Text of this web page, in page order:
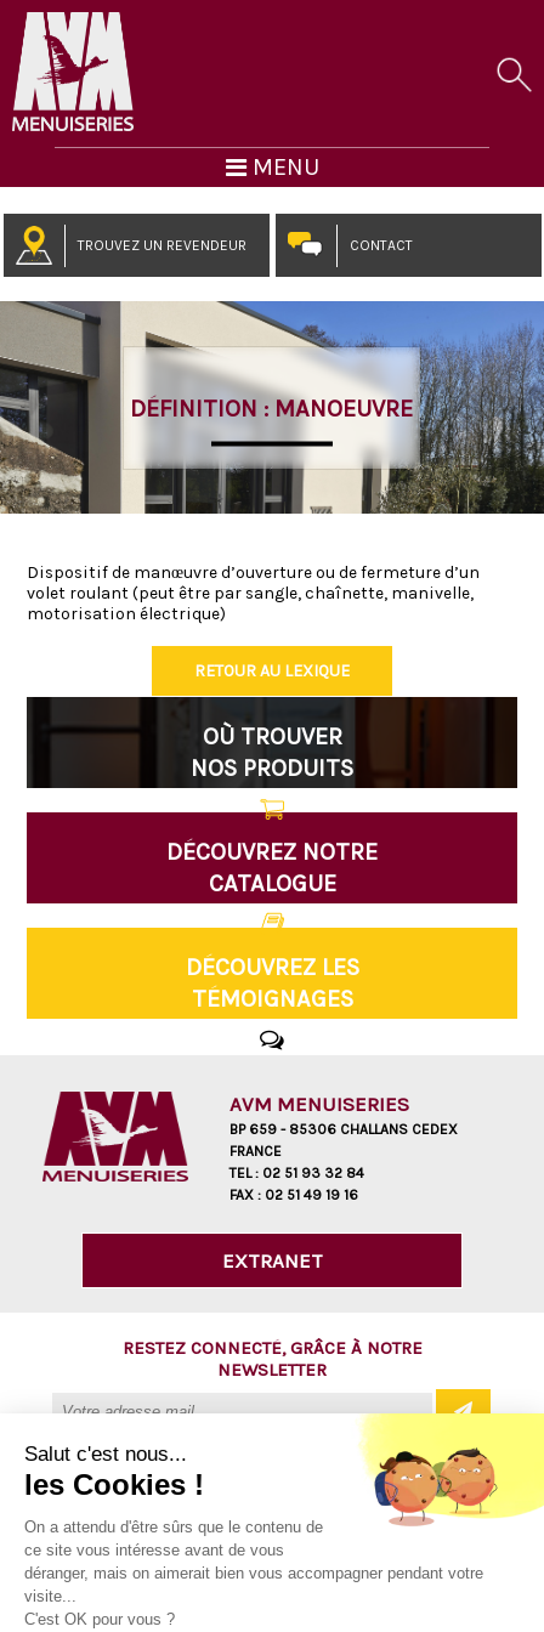
MENU
TROUVEZ UN REVENDEUR CONTACT
DÉFINITION : MANOEUVRE
Dispositif de manœuvre d’ouverture ou de fermeture d’un
volet roulant (peut être par sangle, chaînette, manivelle,
motorisation électrique)
RETOUR AU LEXIQUE
OÙ TROUVER
NOS PRODUITS
DÉCOUVREZ NOTRE
CATALOGUE
DÉCOUVREZ LES
TÉMOIGNAGES
AVM MENUISERIES
BP 659 - 85306 CHALLANS CEDEX
FRANCE
TEL : 02 51 93 32 84
FAX : 02 51 49 19 16
EXTRANET
RESTEZ CONNECTÉ, GRÂCE À NOTRE
NEWSLETTER
@ Copyright 2016 - AVM Menuiseries
Tous droits réservés
Salut c'est nous...
les Cookies !
On a attendu d'être sûrs que le contenu de
ce site vous intéresse avant de vous
déranger, mais on aimerait bien vous accompagner pendant votre
visite...
C'est OK pour vous ?